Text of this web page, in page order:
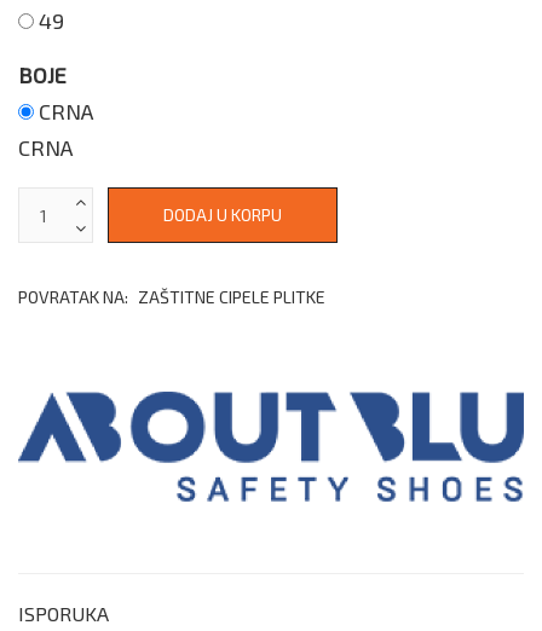
49
BOJE
CRNA
CRNA
POVRATAK NA: ZAŠTITNE CIPELE PLITKE
ISPORUKA